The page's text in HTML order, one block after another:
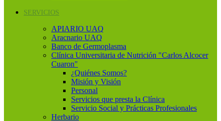
SERVICIOS
APIARIO UAQ
Aracnario UAQ
Banco de Germoplasma
Clínica Universitaria de Nutrición "Carlos Alcocer
Cuaron"
¿Quiénes Somos?
Misión y Visión
Personal
Servicios que presta la Clínica
Servicio Social y Prácticas Profesionales
Herbario